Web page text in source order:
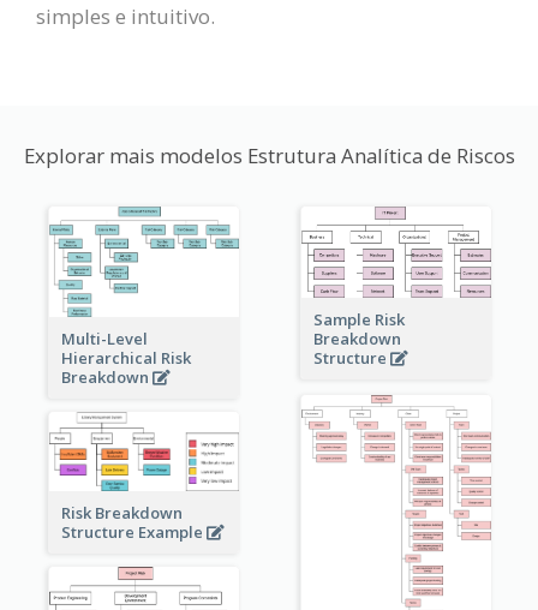
simples e intuitivo.
Explorar mais modelos Estrutura Analítica de Riscos
Multi-Level
Hierarchical Risk
Breakdown
Sample Risk
Breakdown
Structure
Risk Breakdown
Structure Example